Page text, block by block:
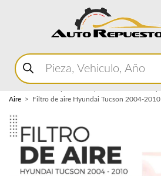
Buscar
productos
Aire
Filtro de aire Hyundai Tucson 2004-2010